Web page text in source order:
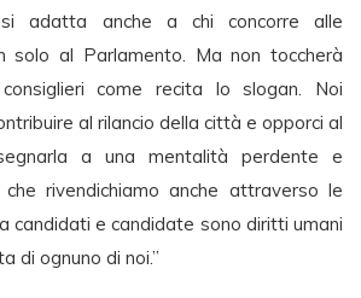
adatta anche a chi concorre alle
solo al Parlamento. Ma non toccherà
come recita lo slogan. Noi
al rilancio della città e opporci al
a una mentalità perdente e
rivendichiamo anche attraverso le
candidati e candidate sono diritti umani
di ognuno di noi.”